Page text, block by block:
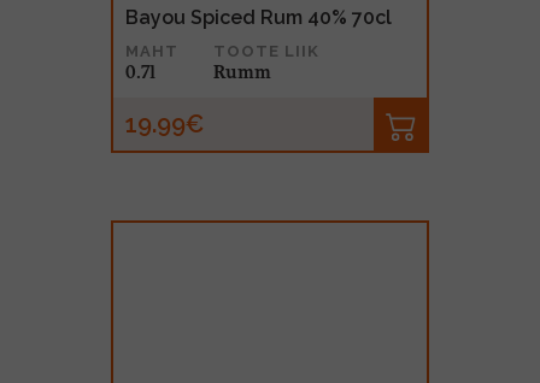
Bayou Spiced Rum 40% 70cl
MAHT
0.7l
TOOTE LIIK
Rumm
19.99€